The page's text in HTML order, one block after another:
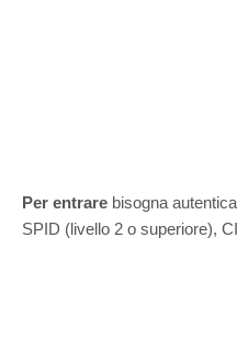
Per entrare bisogna
SPID (livello 2 o superiore),